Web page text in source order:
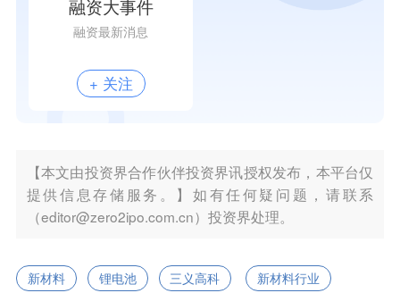
融资大事件
融资最新消息
+ 关注
【本文由投资界合作伙伴投资界讯授权发布，本平台仅
提供信息存储服务。】如有任何疑问题，请联系
（editor@zero2ipo.com.cn）投资界处理。
新材料 锂电池 三义高科 新材料行业